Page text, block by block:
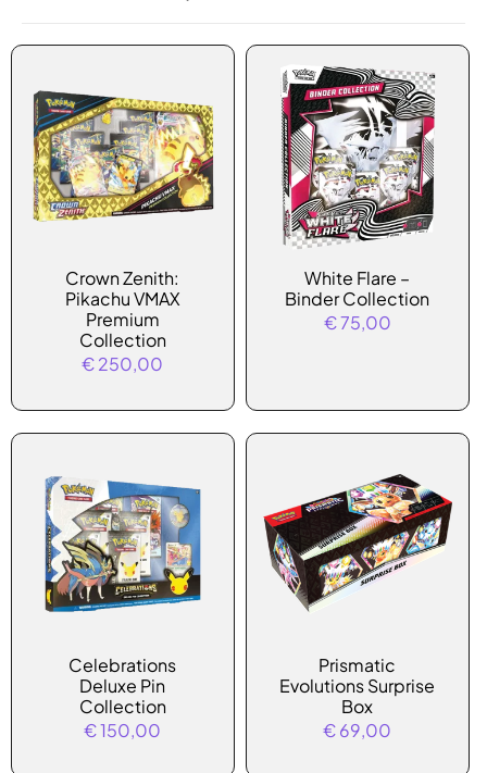
Crown Zenith:
Pikachu VMAX
Premium
Collection
€250,00
White Flare –
Binder Collection
€75,00
Celebrations
Deluxe Pin
Collection
€150,00
Prismatic
Evolutions Surprise
Box
€69,00